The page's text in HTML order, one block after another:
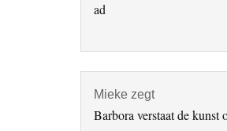
ad
Mieke zegt
Barbora verstaat de kunst